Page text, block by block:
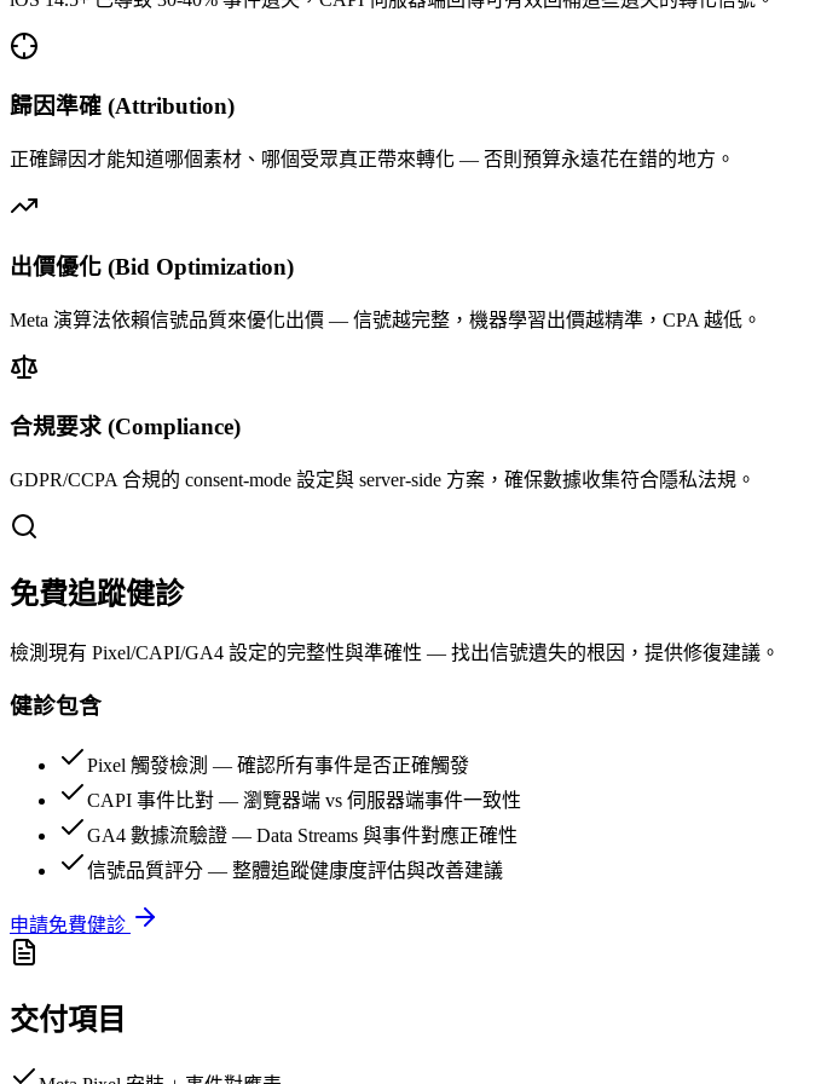
歸因準確 (Attribution)
正確歸因才能知道哪個素材、哪個受眾真正帶來轉化 — 否則預算永遠花在錯的地方。
出價優化 (Bid Optimization)
Meta 演算法依賴信號品質來優化出價 — 信號越完整，機器學習出價越精準，CPA 越低。
合規要求 (Compliance)
GDPR/CCPA 合規的 consent-mode 設定與 server-side 方案，確保數據收集符合隱私法規。
免費追蹤健診
檢測現有 Pixel/CAPI/GA4 設定的完整性與準確性 — 找出信號遺失的根因，提供修復建議。
健診包含
Pixel 觸發檢測 — 確認所有事件是否正確觸發
CAPI 事件比對 — 瀏覽器端 vs 伺服器端事件一致性
GA4 數據流驗證 — Data Streams 與事件對應正確性
信號品質評分 — 整體追蹤健康度評估與改善建議
申請免費健診
交付項目